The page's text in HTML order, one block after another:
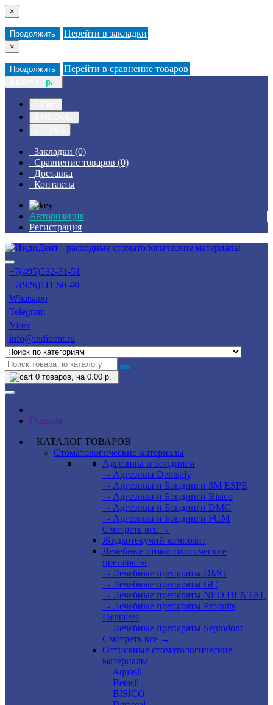
×
Продолжить Перейти в закладки
×
Продолжить Перейти в сравнение товаров
р.
Закладки (0)
Сравнение товаров (0)
Доставка
Контакты
Авторизация
Регистрация
+7(495)532-31-51
+7(926)111-50-40
Whatsapp
Telegram
Viber
info@indident.ru
0 товаров, на 0.00 р.
Главная
КАТАЛОГ ТОВАРОВ
Стоматологические материалы
Адгезивы и бондинги
- Адгезивы Dentsply
- Адгезивы и Бондинги 3M ESPE
- Адгезивы и Бондинги Bisico
- Адгезивы и Бондинги DMG
- Адгезивы и Бондинги FGM
Смотреть все →
Жидкотекучий композит
Лечебные стоматологические
препараты
- Лечебные препараты DMG
- Лечебные препараты GC
- Лечебные препараты NEO DENTAL
- Лечебные препараты Produits
Dentaires
- Лечебные препараты Septodont
Смотреть все →
Оттискные стоматологические
материалы
- Aquasil
- Betasil
- BISICO